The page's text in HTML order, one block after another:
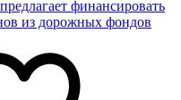
финансировать
из дорожных фондов